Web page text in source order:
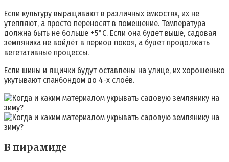
Если культуру выращивают в различных ёмкостях, их не
утепляют, а просто переносят в помещение. Температура
должна быть не больше +5°C. Если она будет выше, садовая
земляника не войдёт в период покоя, а будет продолжать
вегетативные процессы.
Если шины и ящички будут оставлены на улице, их хорошенько
укутывают спанбондом до 4-х слоёв.
В пирамиде